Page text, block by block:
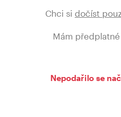
Chci si dočíst
Mám předplatné
Nepodařilo se